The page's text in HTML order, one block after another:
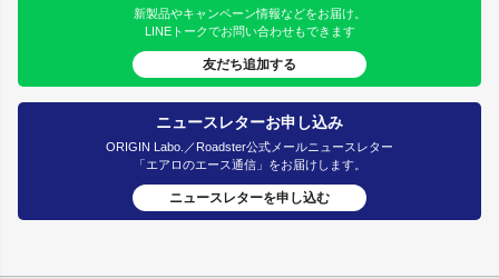
新製品やキャンペーン情報などをお届け。
LINEトークでお問い合わせもできます
友だち追加する
ニュースレターお申し込み
ORIGIN Labo.／Roadster公式メールニュースレター
「エアロのエース通信」をお届けします。
ニュースレターを申し込む